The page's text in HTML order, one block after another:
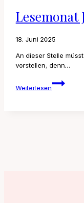
Lesemonat
18. Juni 2025
An dieser Stelle
vorstellen, denn…
Weiterlesen
Lesemonat
Januar